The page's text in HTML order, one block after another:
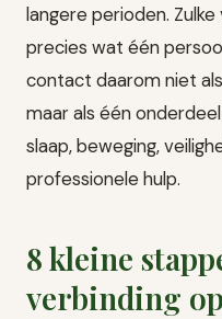
langere perioden.
precies wat één
contact daarom niet
maar als één
slaap, beweging,
professionele hulp.
8 kleine
verbinding